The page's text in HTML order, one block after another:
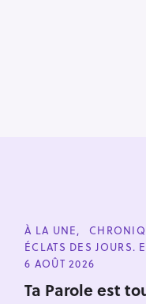
C
A
T
E
O
R
À LA UNE
ÉCLATS DES JOURS.
6 AOÛT 2026
Ta Parole est
e
c
h
e